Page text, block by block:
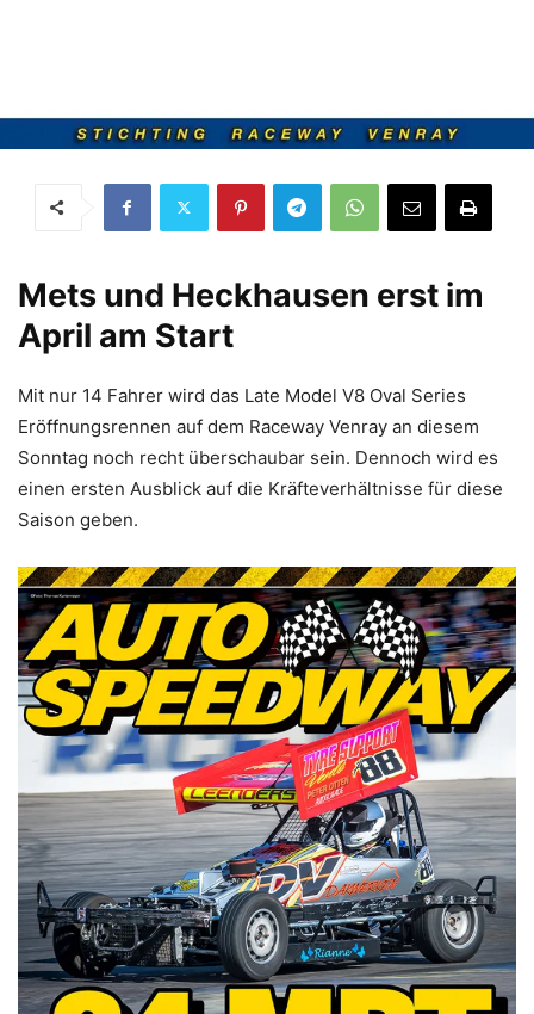
Mets und Heckhausen erst im
April am Start
Mit nur 14 Fahrer wird das Late Model V8 Oval Series
Eröffnungsrennen auf dem Raceway Venray an diesem
Sonntag noch recht überschaubar sein. Dennoch wird es
einen ersten Ausblick auf die Kräfteverhältnisse für diese
Saison geben.